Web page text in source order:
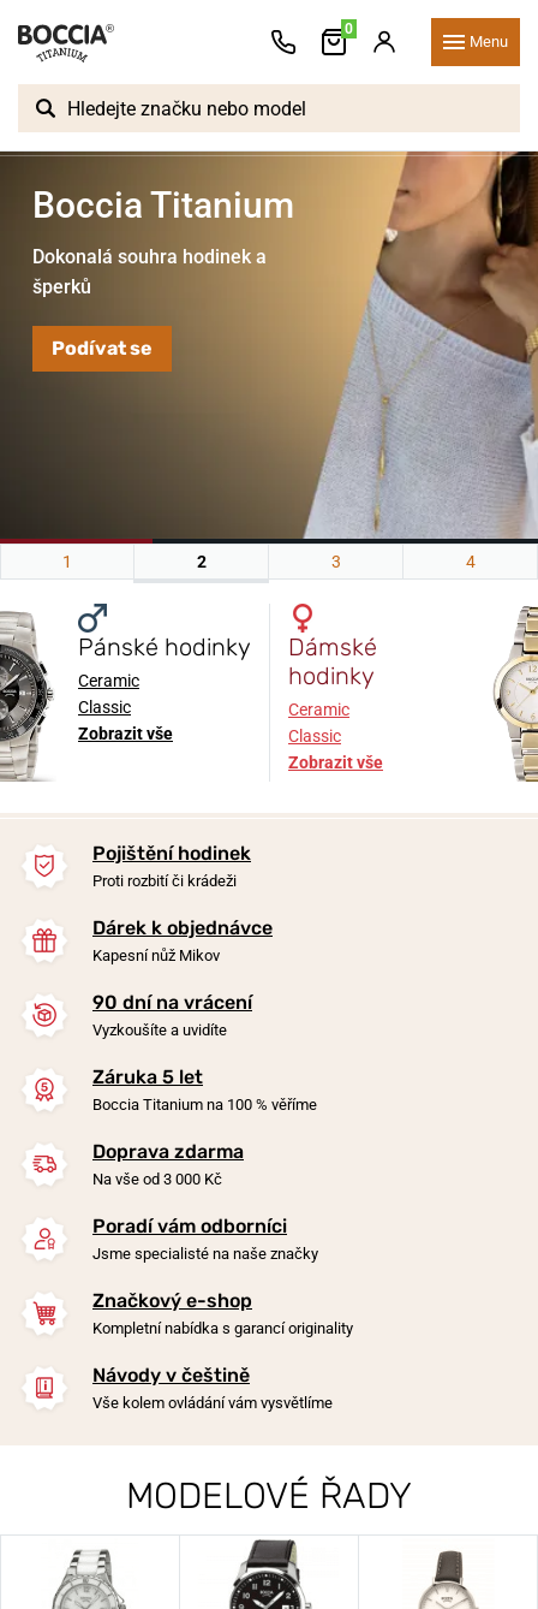
0
Menu
Boccia Titanium
Dokonalá souhra hodinek a
šperků
Podívat se
Pánské hodinky
Ceramic
Classic
Zobrazit vše
Dámské
hodinky
Ceramic
Classic
Zobrazit vše
Pojištění hodinek
Proti rozbití či krádeži
Dárek k objednávce
Kapesní nůž Mikov
90 dní na vrácení
Vyzkoušíte a uvidíte
Záruka 5 let
Boccia Titanium na 100 % věříme
Doprava zdarma
Na vše od 3 000 Kč
Poradí vám odborníci
Jsme specialisté na naše značky
Značkový e-shop
Kompletní nabídka s garancí originality
Návody v češtině
Vše kolem ovládání vám vysvětlíme
MODELOVÉ ŘADY